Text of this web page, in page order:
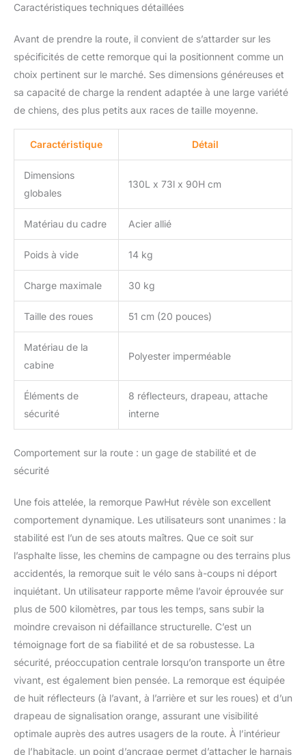
la tête de cette remorque
compagnie et passer le
temps de sa vie. De plus,
il offre une ventilation
incroyable pour qu'il n'y
ait pas trop de choses.
Un anneau en D est
inclus, vous pouvez
donc garder votre ami
bien en sécurité à
transport (la laisse n'est
deux roues arrière de
conduite en douceur sur
la chaussée et sont
capables de tout-terrain
pour ces aventures dans
la nature. Le drapeau sur
le chariot pour chien et
roues offrent une
conditions de faible
luminosité. RANGEMENT
FACILE : les roues de
cette remorque pour
animal de compagnie
plier à plat pour un
rangement et un
transport faciles.
Caractéristiques techniques détaillées
Avant de prendre la route, il convient de s’attarder sur les
spécificités de cette remorque qui la positionnent comme un
choix pertinent sur le marché. Ses dimensions généreuses et
sa capacité de charge la rendent adaptée à une large variété
de chiens, des plus petits aux races de taille moyenne.
Caractéristique Détail
Dimensions
globales
130L x 73l x 90H cm
Matériau du cadre Acier allié
Poids à vide 14 kg
Charge maximale 30 kg
Taille des roues 51 cm (20 pouces)
Matériau de la
cabine
Polyester imperméable
Éléments de
sécurité
8 réflecteurs, drapeau, attache
interne
Comportement sur la route : un gage de stabilité et de
sécurité
Une fois attelée, la remorque PawHut révèle son excellent
comportement dynamique. Les utilisateurs sont unanimes : la
stabilité est l’un de ses atouts maîtres. Que ce soit sur
l’asphalte lisse, les chemins de campagne ou des terrains plus
accidentés, la remorque suit le vélo sans à-coups ni déport
inquiétant. Un utilisateur rapporte même l’avoir éprouvée sur
plus de 500 kilomètres, par tous les temps, sans subir la
moindre crevaison ni défaillance structurelle. C’est un
témoignage fort de sa fiabilité et de sa robustesse. La
sécurité, préoccupation centrale lorsqu’on transporte un être
vivant, est également bien pensée. La remorque est équipée
de huit réflecteurs (à l’avant, à l’arrière et sur les roues) et d’un
drapeau de signalisation orange, assurant une visibilité
optimale auprès des autres usagers de la route. À l’intérieur
de l’habitacle, un point d’ancrage permet d’attacher le harnais